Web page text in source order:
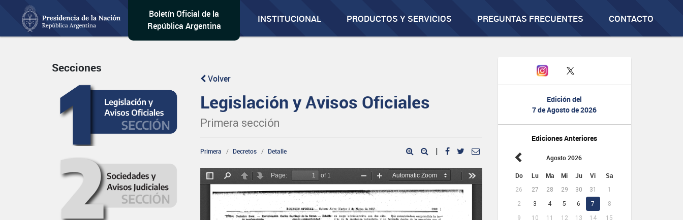
Boletín Oficial de la
República Argentina
INSTITUCIONAL PRODUCTOS Y SERVICIOS PREGUNTAS FRECUENTES CONTACTO
Edición del
7 de Agosto de 2026
Ediciones Anteriores
Agosto 2026
Do Lu Ma Mi Ju Vi Sa
26 27 28 29 30 31
1
2
3 4 5 6 7
8
9
10 11 12 13 14
15
Secciones
Volver
Legislación y Avisos Oficiales
Primera sección
Primera Decretos Detalle |